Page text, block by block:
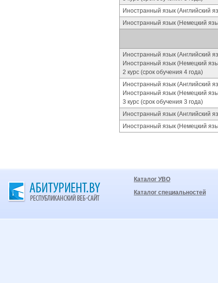
Иностранный язык (Английский
Иностранный язык (Немецкий
Иностранный язык (Английский
Иностранный язык (Немецкий
2 курс (срок обучения 4 года)
Иностранный язык (Английский
Иностранный язык (Немецкий
3 курс (срок обучения 3 года)
Иностранный язык (Английский
Иностранный язык (Немецкий
Каталог УВО
Каталог специальностей